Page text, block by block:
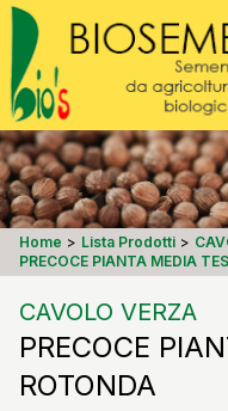
Home > Lista Prodotti >
PRECOCE PIANTA MEDIA
CAVOLO VERZA
PRECOCE
ROTONDA